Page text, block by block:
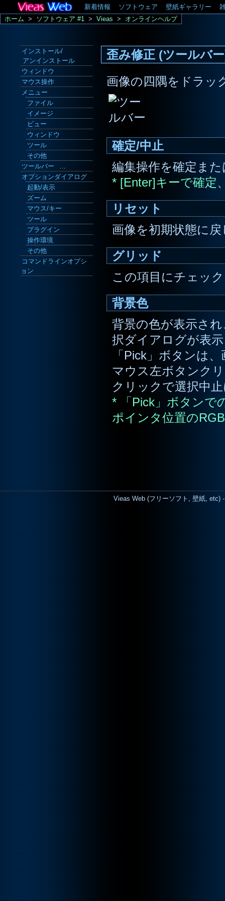
新着情報 ソフトウェア 壁紙ギャラリー
歪み修正 (ツールバ
画像の四隅をドラッ
確定/中止
編集操作を確定ま
* [Enter]キーで確定
リセット
画像を初期状態に
グリッド
この項目にチェッ
背景色
背景の色が表示さ
択ダイアログが表
「Pick」ボタンは
マウス左ボタンク
クリックで選択中
* 「Pick」ボタンで
ポインタ位置の
インストール/
アンインストール
ウィンドウ
マウス操作
メニュー
ファイル
イメージ
ビュー
ウィンドウ
ツール
その他
ツールバー…
オプションダイアログ
起動/表示
ズーム
マウス/キー
ツール
プラグイン
操作環境
その他
コマンドラインオプシ
ョン
ホーム > ソフトウェア #1 > Vieas > オンラインヘルプ
Vieas Web (フリーソフト, 壁紙, etc)